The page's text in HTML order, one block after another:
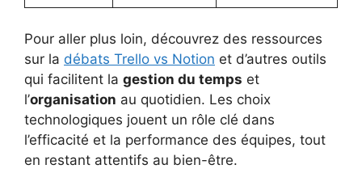
Pour aller plus loin, découvrez des ressources
sur la débats Trello vs Notion et d’autres outils
qui facilitent la gestion du temps et
l’organisation au quotidien. Les choix
technologiques jouent un rôle clé dans
l’efficacité et la performance des équipes, tout
en restant attentifs au bien-être.